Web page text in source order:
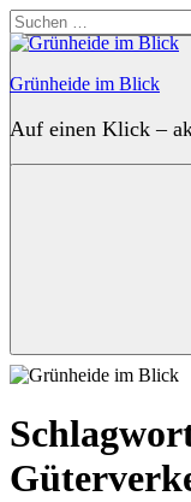
Zum
Inhalt
Grünheide im Blick
Auf einen Klick –
Suchen
nach: